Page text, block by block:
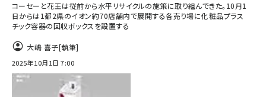
コーセーと花王は従前から水平リサイクルの施策に取り組んできた。10月1
日からは1都2県のイオン約70店舗内で展開する各売り場に化粧品プラス
チック容器の回収ボックスを設置する
大嶋 喜子[執筆]
2025年10月1日 7:00